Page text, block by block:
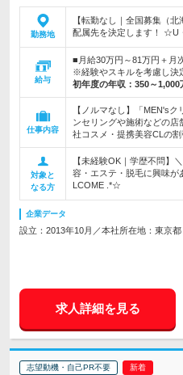
勤務地
【転勤なし｜全国募集（
配属先を決定します！ ☆U
給与
■月給30万円～81万円＋月
※経験やスキルを考慮し決
初年度の年収： 350～1,000
仕事内容
【ノルマなし】「MEN's
ンセリングや施術などの
社コスメ・提携美容CLの割
対象と
なる方
【未経験OK｜学歴不問】
容・エステ・脱毛に興味が
LCOME .*☆
企業データ
設立：2013年10月／本社所在地：東京都
求人詳細を見る
志望動機・自己PR不要